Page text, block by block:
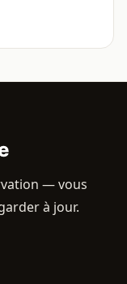
— vous
à jour.